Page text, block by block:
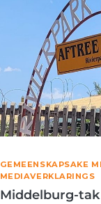
TE
GEMEENSKAPSAKE
MEDIAVERKLARINGS
Middelburg-